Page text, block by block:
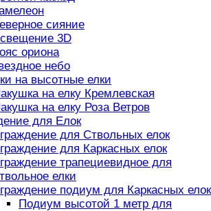
сияние
3D
ориона
небо
на высотные елки
на елку Кремлевская
на елку Роза Ветров
для Елок
для Ствольных елок
для Каркасных елок
трапециевидное для
елки
подиум для Каркасных елок
Подиум высотой 1 метр для